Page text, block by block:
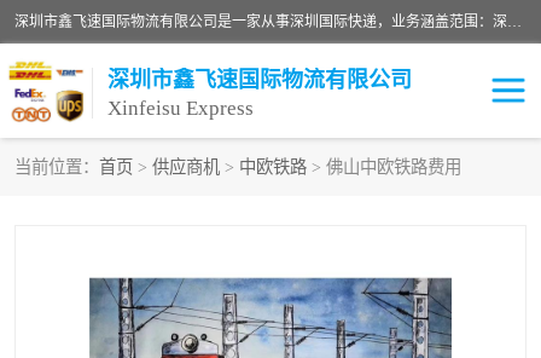
深圳市鑫飞速国际物流有限公司是一家从事深圳国际快递，业务涵盖范围：深圳DHL国际快递、深圳国际快递公司、深圳国际物流公司、深圳国际快递、深圳DHL国际快递电话可拨打全国服务热线：15019287411。欢迎各位亲来人来电到我司洽谈合作。
深圳市鑫飞速国际物流有限公司
Xinfeisu Express
当前位置： 首页 > 供应商机 > 中欧铁路 > 佛山中欧铁路费用
深圳DHL国际快递 伊朗快递